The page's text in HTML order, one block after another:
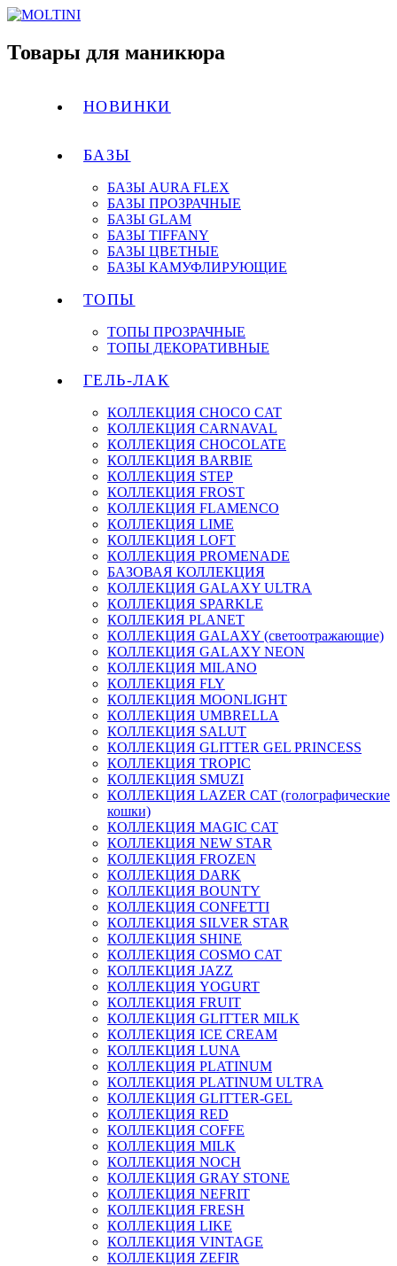
Товары для маникюра
НОВИНКИ
БАЗЫ
БАЗЫ AURA FLEX
БАЗЫ ПРОЗРАЧНЫЕ
БАЗЫ GLAM
БАЗЫ TIFFANY
БАЗЫ ЦВЕТНЫЕ
БАЗЫ КАМУФЛИРУЮЩИЕ
ТОПЫ
ТОПЫ ПРОЗРАЧНЫЕ
ТОПЫ ДЕКОРАТИВНЫЕ
ГЕЛЬ-ЛАК
КОЛЛЕКЦИЯ CHOCO CAT
КОЛЛЕКЦИЯ CARNAVAL
КОЛЛЕКЦИЯ CHOCOLATE
КОЛЛЕКЦИЯ BARBIE
КОЛЛЕКЦИЯ STEP
КОЛЛЕКЦИЯ FROST
КОЛЛЕКЦИЯ FLAMENCO
КОЛЛЕКЦИЯ LIME
КОЛЛЕКЦИЯ LOFT
КОЛЛЕКЦИЯ PROMENADE
БАЗОВАЯ КОЛЛЕКЦИЯ
КОЛЛЕКЦИЯ GALAXY ULTRA
КОЛЛЕКЦИЯ SPARKLE
КОЛЛЕКИЯ PLANET
КОЛЛЕКЦИЯ GALAXY (светоотражающие)
КОЛЛЕКЦИЯ GALAXY NEON
КОЛЛЕКЦИЯ MILANO
КОЛЛЕКЦИЯ FLY
КОЛЛЕКЦИЯ MOONLIGHT
КОЛЛЕКЦИЯ UMBRELLA
КОЛЛЕКЦИЯ SALUT
КОЛЛЕКЦИЯ GLITTER GEL PRINCESS
КОЛЛЕКЦИЯ TROPIC
КОЛЛЕКЦИЯ SMUZI
КОЛЛЕКЦИЯ LAZER CAT (голографические
кошки)
КОЛЛЕКЦИЯ MAGIC CAT
КОЛЛЕКЦИЯ NEW STAR
КОЛЛЕКЦИЯ FROZEN
КОЛЛЕКЦИЯ DARK
КОЛЛЕКЦИЯ BOUNTY
КОЛЛЕКЦИЯ CONFETTI
КОЛЛЕКЦИЯ SILVER STAR
КОЛЛЕКЦИЯ SHINE
КОЛЛЕКЦИЯ COSMO CAT
КОЛЛЕКЦИЯ JAZZ
КОЛЛЕКЦИЯ YOGURT
КОЛЛЕКЦИЯ FRUIT
КОЛЛЕКЦИЯ GLITTER MILK
КОЛЛЕКЦИЯ ICE CREAM
КОЛЛЕКЦИЯ LUNA
КОЛЛЕКЦИЯ PLATINUM
КОЛЛЕКЦИЯ PLATINUM ULTRA
КОЛЛЕКЦИЯ GLITTER-GEL
КОЛЛЕКЦИЯ RED
КОЛЛЕКЦИЯ COFFE
КОЛЛЕКЦИЯ MILK
КОЛЛЕКЦИЯ NOCH
КОЛЛЕКЦИЯ GRAY STONE
КОЛЛЕКЦИЯ NEFRIT
КОЛЛЕКЦИЯ FRESH
КОЛЛЕКЦИЯ LIKE
КОЛЛЕКЦИЯ VINTAGE
КОЛЛЕКЦИЯ ZEFIR